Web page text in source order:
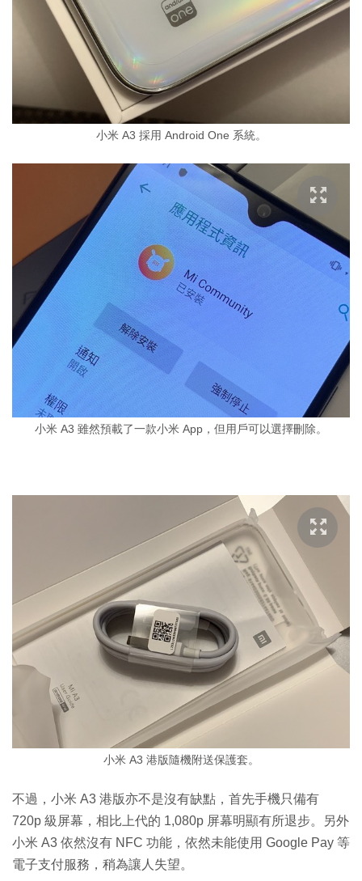
小米 A3 採用 Android One 系統。
小米 A3 雖然預載了一款小米 App，但用戶可以選擇刪除。
小米 A3 港版隨機附送保護套。
不過，小米 A3 港版亦不是沒有缺點，首先手機只備有
720p 級屏幕，相比上代的 1,080p 屏幕明顯有所退步。另外
小米 A3 依然沒有 NFC 功能，依然未能使用 Google Pay 等
電子支付服務，稍為讓人失望。